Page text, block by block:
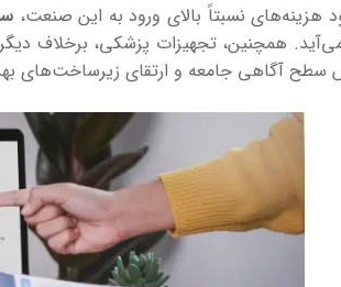
هزینه‌های نسبتاً بالای ورود به این صنعت،
همچنین، تجهیزات پزشکی، برخلاف
سطح آگاهی جامعه و ارتقای زیرساخت‌های